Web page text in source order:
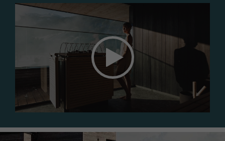
Das Element kann nicht angezeigt werden. Um das Element
zu sehen, akzeptieren Sie die Marketing-Cookies.
COOKIE-EINSTELLUNGEN ÖFFNEN